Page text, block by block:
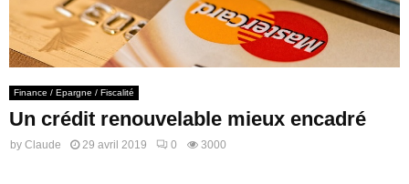
Finance / Epargne / Fiscalité
Un crédit renouvelable mieux encadré
by Claude 29 avril 2019 0 3000